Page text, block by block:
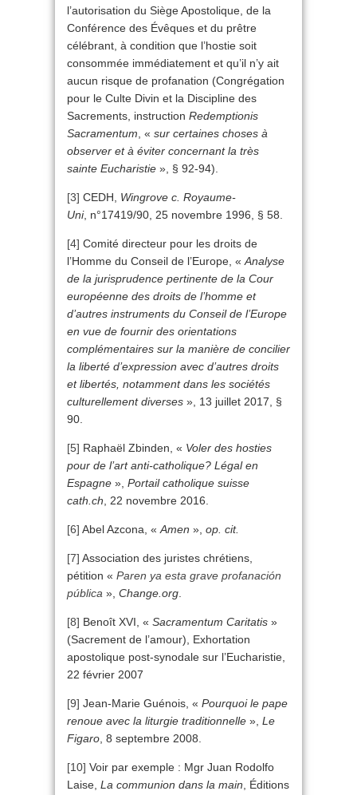
l’autorisation du Siège Apostolique, de la
Conférence des Évêques et du prêtre
célébrant, à condition que l’hostie soit
consommée immédiatement et qu’il n’y ait
aucun risque de profanation (Congrégation
pour le Culte Divin et la Discipline des
Sacrements, instruction Redemptionis
Sacramentum , « sur certaines choses à
observer et à éviter concernant la très
sainte Eucharistie », § 92-94).
[3] CEDH, Wingrove c. Royaume-
Uni, n°17419/90, 25 novembre 1996, § 58.
[4] Comité directeur pour les droits de
l’Homme du Conseil de l’Europe, « Analyse
de la jurisprudence pertinente de la Cour
européenne des droits de l’homme et
d’autres instruments du Conseil de l’Europe
en vue de fournir des orientations
complémentaires sur la manière de concilier
la liberté d’expression avec d’autres droits
et libertés, notamment dans les sociétés
culturellement diverses », 13 juillet 2017, §
90.
[5] Raphaël Zbinden, « Voler des hosties
pour de l’art anti-catholique? Légal en
Espagne », Portail catholique suisse
cath.ch , 22 novembre 2016.
[6] Abel Azcona, « Amen », op. cit.
[7] Association des juristes chrétiens,
pétition « Paren ya esta grave profanación
pública », Change.org
[8] Benoît XVI, « Sacramentum Caritatis »
(Sacrement de l’amour), Exhortation
apostolique post-synodale sur l’Eucharistie,
22 février 2007
[9] Jean-Marie Guénois, « Pourquoi le pape
renoue avec la liturgie traditionnelle », Le
Figaro , 8 septembre 2008.
[10] Voir par exemple : Mgr Juan Rodolfo
Laise, La communion dans la main , Éditions